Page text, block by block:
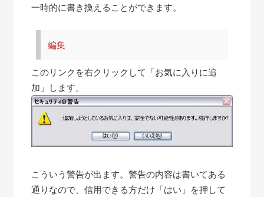
一時的に書き換えることができます。
編集
このリンクを右クリックして「お気に入りに追
加」します。
こういう警告が出ます。警告の内容は書いてある
通りなので、信用できる方だけ「はい」を押して